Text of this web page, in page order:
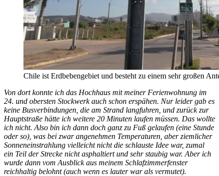
Chile ist Erdbebengebiet und besteht zu einem sehr großen
Von dort konnte ich das Hochhaus mit meiner Ferienwohnung im
24. und obersten Stockwerk auch schon erspähen. Nur leider gab es
keine Busverbindungen, die am Strand langfuhren, und zurück zur
Hauptstraße hätte ich weitere 20 Minuten laufen müssen. Das wollte
ich nicht. Also bin ich dann doch ganz zu Fuß gelaufen (eine Stunde
oder so), was bei zwar angenehmen Temperaturen, aber ziemlicher
Sonneneinstrahlung vielleicht nicht die schlauste Idee war, zumal
ein Teil der Strecke nicht asphaltiert und sehr staubig war. Aber ich
wurde dann vom Ausblick aus meinem Schlafzimmerfenster
reichhaltig belohnt (auch wenn es lauter war als vermutet).